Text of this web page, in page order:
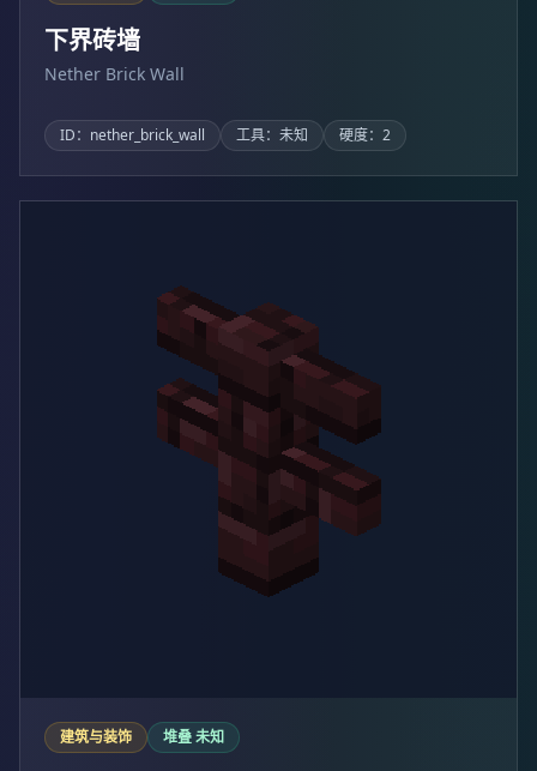
下界砖墙
Nether Brick Wall
ID：nether_brick_wall 工具：未知 硬度：2
建筑与装饰 堆叠 未知